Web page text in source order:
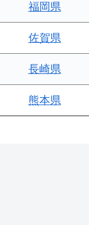
福岡県
佐賀県
長崎県
熊本県